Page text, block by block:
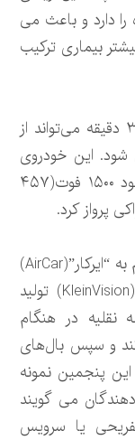
دارد و باعث می
بیماری ترکیب
یک اتومبیل اسپورت پرنده فقط در عرض ۳ دقیقه می‌تواند از
شود. این خودروی
پرنده به عنوان بخشی از پرواز آزمایشی خود ۱۵۰۰ فوت(۴۵۷
پرواز کرد.
تصاویر هیجان انگیز خودروی هوایی موسوم به “ایرکار”(AirCar)
که توسط شرکت اسلواکیایی”کلین ویژن”(KleinVision) تولید
در هنگام
و سپس بال‌های
پنجمین نمونه
می گویند
یا سرویس